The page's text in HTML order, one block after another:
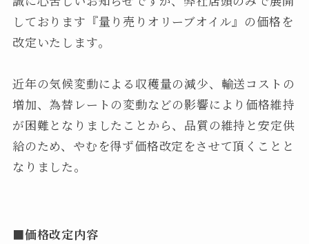
しております『量り売りオリーブオイル』の価格を
改定いたします。
近年の気候変動による収穫量の減少、輸送コストの
増加、為替レートの変動などの影響により価格維持
が困難となりましたことから、品質の維持と安定供
給のため、やむを得ず価格改定をさせて頂くことと
なりました。
■価格改定内容